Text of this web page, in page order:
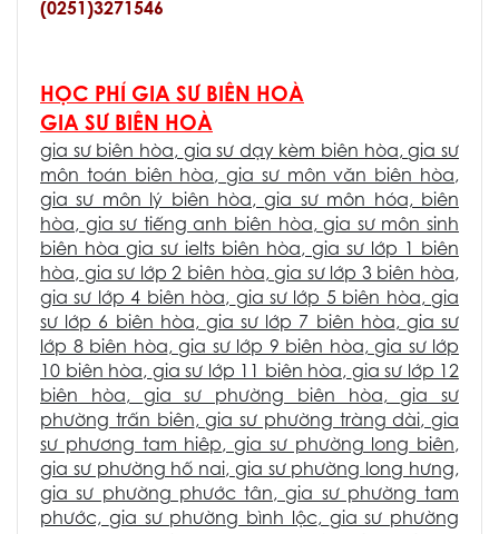
(0251)3271546
HỌC PHÍ GIA SƯ BIÊN HOÀ
GIA SƯ BIÊN HOÀ
gia sư biên hòa, gia sư dạy kèm biên hòa,gia sư
môn toán biên hòa,gia sư môn văn biên hòa,
gia sư môn lý biên hòa,gia sư môn hóa, biên
hòa, gia sư tiếng anh biên hòa,gia sư môn sinh
biên hòa gia sư ielts biên hòa, gia sư lớp 1 biên
hòa, gia sư lớp 2 biên hòa,gia sư lớp 3 biên hòa,
gia sư lớp 4 biên hòa, gia sư lớp 5 biên hòa,gia
sư lớp 6 biên hòa, gia sư lớp 7 biên hòa, gia sư
lớp 8 biên hòa, gia sư lớp 9 biên hòa, gia sư lớp
10 biên hòa, gia sư lớp 11 biên hòa, gia sư lớp 12
biên hòa, gia sư phường biên hòa,gia sư
phường trấn biên,gia sư phường tràng dài, gia
sư phương tam hiêp, gia sư phường long biên,
gia sư phường hố nai, gia sư phường long hưng,
gia sư phường phước tân, gia sư phường tam
phước, gia sư phường bình lộc, gia sư phường